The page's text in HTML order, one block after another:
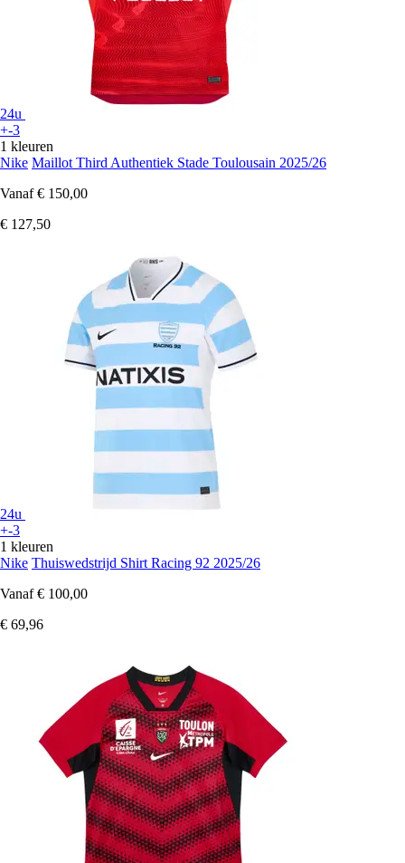
24u
+-3
1 kleuren
Nike Maillot Third Authentiek Stade Toulousain 2025/26
Vanaf € 150,00
€ 127,50
24u
+-3
1 kleuren
Nike Thuiswedstrijd Shirt Racing 92 2025/26
Vanaf € 100,00
€ 69,96